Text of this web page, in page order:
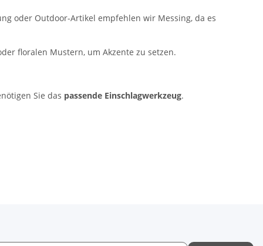
oder Outdoor-Artikel empfehlen wir Messing, da es
floralen Mustern, um Akzente zu setzen.
Sie das passende Einschlagwerkzeug.